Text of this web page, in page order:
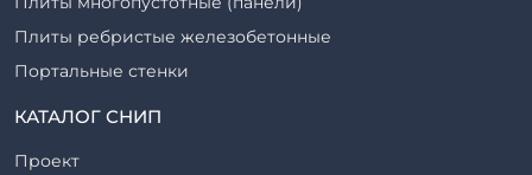
Плиты ребристые железобетонные
Портальные стенки
Прогоны железобетонные
КАТАЛОГ СНИП
Проект